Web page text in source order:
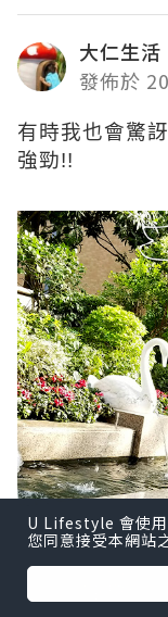
大仁生活
發佈於
有時我也會驚
強勁!!
U Lifestyle 會使
您同意接受本網站